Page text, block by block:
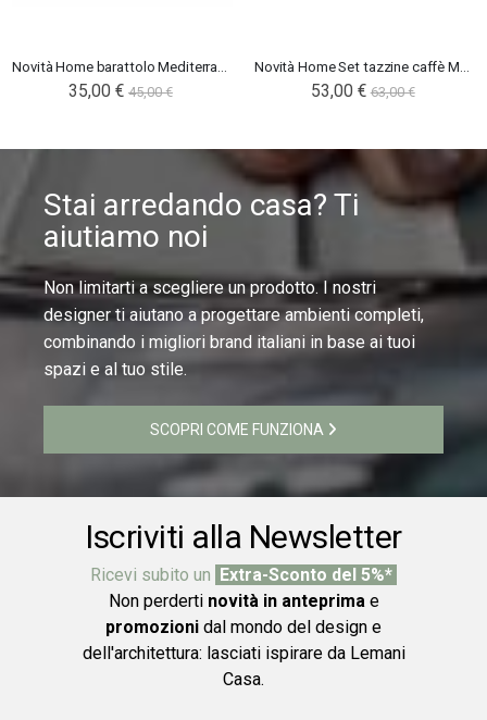
Novità Home barattolo Mediterraneo
35,00 € 45,00 €
Novità Home Set tazzine caffè Mediterraneo verde
Special
Price
53,00 € 63,00 €
Stai arredando casa? Ti
aiutiamo noi
Non limitarti a scegliere un prodotto. I nostri
designer ti aiutano a progettare ambienti completi,
combinando i migliori brand italiani in base ai tuoi
spazi e al tuo stile.
SCOPRI COME FUNZIONA
Iscriviti alla Newsletter
Ricevi subito un Extra-Sconto del 5%*
Non perderti novità in anteprimae
promozioni dal mondo del design e
dell'architettura: lasciati ispirare da Lemani
Casa.